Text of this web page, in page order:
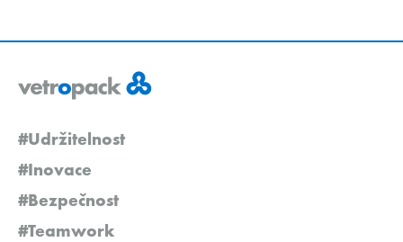
#Udržitelnost
#Inovace
#Bezpečnost
#Teamwork